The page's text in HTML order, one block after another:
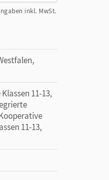
inkl. MwSt.
11-13,
11-13,